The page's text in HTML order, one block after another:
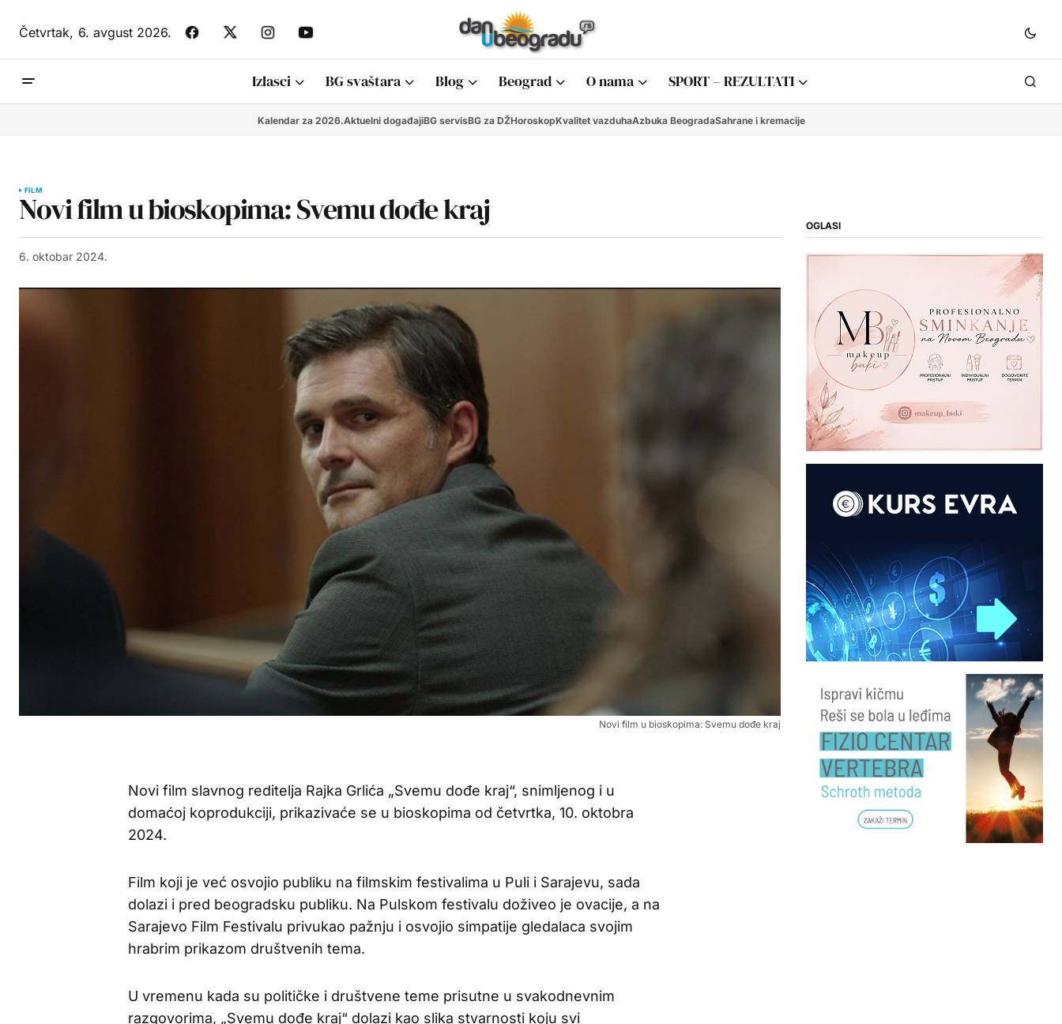
Četvrtak,6. avgust 2026.
Izlasci BG svaštara Blog Beograd O nama SPORT – REZULTATI
Kalendar za 2026.Aktuelni događajiBG servisBG za DŽHoroskopKvalitet vazduhaAzbuka BeogradaSahrane i kremacije
FILM
Novi film u bioskopima: Svemu dođe kraj
6. oktobar 2024.
Novi film u bioskopima: Svemu dođe kraj
Novi film slavnog reditelja Rajka Grlića „Svemu dođe kraj“, snimljenog i u
domaćoj koprodukciji, prikazivaće se u bioskopima od četvrtka, 10. oktobra
2024.
Film koji je već osvojio publiku na filmskim festivalima u Puli i Sarajevu, sada
dolazi i pred beogradsku publiku. Na Pulskom festivalu doživeo je ovacije, a na
Sarajevo Film Festivalu privukao pažnju i osvojio simpatije gledalaca svojim
hrabrim prikazom društvenih tema.
U vremenu kada su političke i društvene teme prisutne u svakodnevnim
razgovorima, „Svemu dođe kraj“ dolazi kao slika stvarnosti koju svi
OGLASI